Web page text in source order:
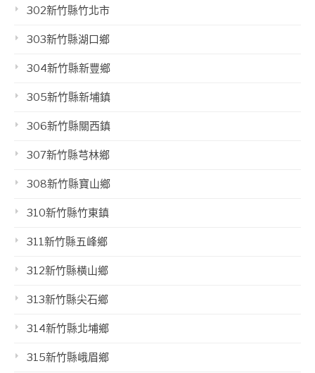
302新竹縣竹北市
303新竹縣湖口鄉
304新竹縣新豐鄉
305新竹縣新埔鎮
306新竹縣關西鎮
307新竹縣芎林鄉
308新竹縣寶山鄉
310新竹縣竹東鎮
311新竹縣五峰鄉
312新竹縣橫山鄉
313新竹縣尖石鄉
314新竹縣北埔鄉
315新竹縣峨眉鄉